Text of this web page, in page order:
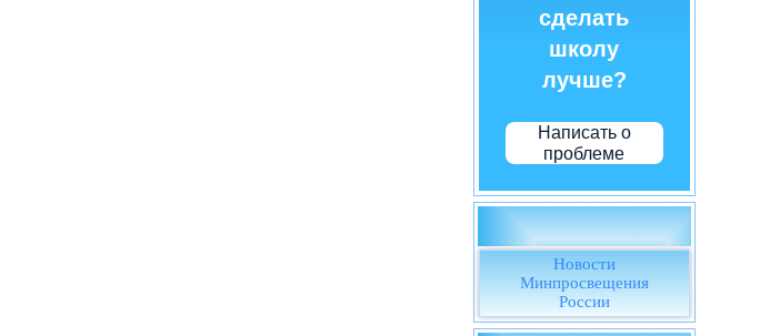
сделать
школу
лучше?
Написать о
проблеме
Новости
Минпросвещения
России